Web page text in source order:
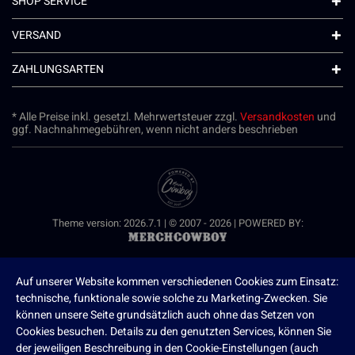
VERSAND
ZAHLUNGSARTEN
* Alle Preise inkl. gesetzl. Mehrwertsteuer zzgl.Versandkosten und
ggf. Nachnahmegebühren, wenn nicht anders beschrieben
Theme version: 2026.7.1 | © 2007 - 2026 | POWERED BY:
Auf unserer Website kommen verschiedenen Cookies zum Einsatz:
technische, funktionale sowie solche zu Marketing-Zwecken. Sie
können unsere Seite grundsätzlich auch ohne das Setzen von
Cookies besuchen. Details zu den genutzten Services, können Sie
der jeweiligen Beschreibung in den Cookie-Einstellungen (auch